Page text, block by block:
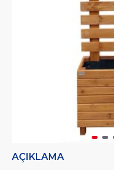
AÇIKLAMA